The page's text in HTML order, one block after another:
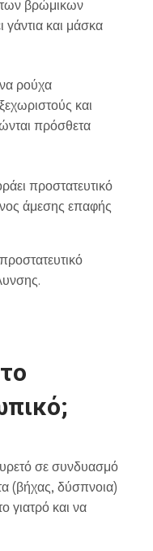
βρώμικων
και μάσκα
ρούχα
και
πρόσθετα
προστατευτικό
άμεσης επαφής
σε συνδυασμό
(βήχας, δύσπνοια)
γιατρό και να